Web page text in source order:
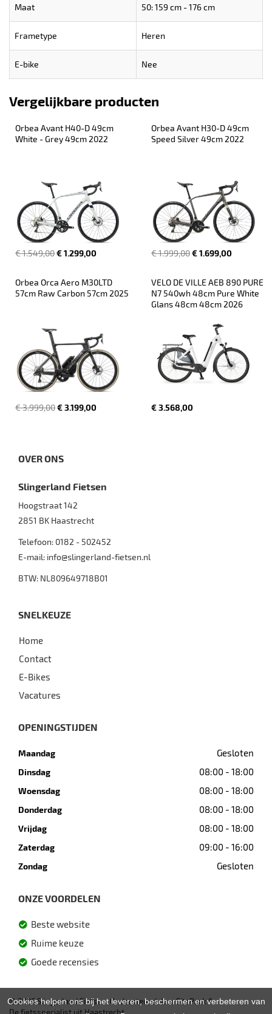
Maat 50: 159 cm - 176 cm
Frametype Heren
E-bike Nee
Vergelijkbare producten
Orbea Avant H40-D 49cm
White - Grey 49cm 2022
€ 1.549,00€ 1.299,00
Orbea Avant H30-D 49cm
Speed Silver 49cm 2022
€ 1.999,00€ 1.699,00
Orbea Orca Aero M30LTD
57cm Raw Carbon 57cm 2025
€ 3.999,00€ 3.199,00
VELO DE VILLE AEB 890 PURE
N7 540wh 48cm Pure White
Glans 48cm 48cm 2026
€ 3.568,00
OVER ONS
Slingerland Fietsen
Hoogstraat 142
2851 BK Haastrecht
Telefoon: 0182 - 502452
E-mail: info@slingerland-fietsen.nl
BTW: NL809649718B01
SNELKEUZE
Home
Contact
E-Bikes
Vacatures
OPENINGSTIJDEN
Maandag Gesloten
Dinsdag 08:00 - 18:00
Woensdag 08:00 - 18:00
Donderdag 08:00 - 18:00
Vrijdag 08:00 - 18:00
Zaterdag 09:00 - 16:00
Zondag Gesloten
ONZE VOORDELEN
Beste website
Ruime keuze
Goede recensies
© 2026 Slingerland Fietsen. Ondersteund doorSitePack ®
Cookies helpen ons bij het leveren, beschermen en verbeteren van